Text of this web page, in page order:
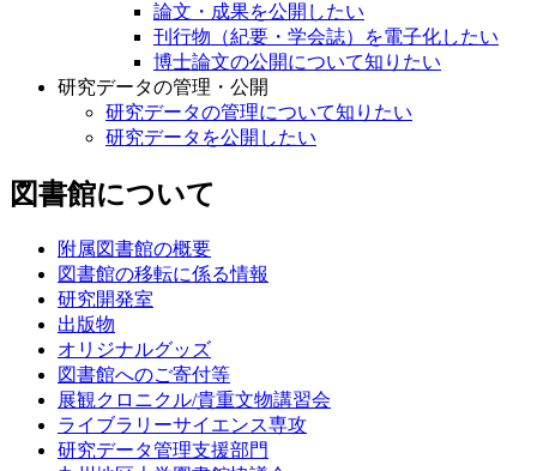
論文・成果を公開したい
刊行物（紀要・学会誌）を電子化したい
博士論文の公開について知りたい
研究データの管理・公開
研究データの管理について知りたい
研究データを公開したい
図書館について
附属図書館の概要
図書館の移転に係る情報
研究開発室
出版物
オリジナルグッズ
図書館へのご寄付等
展観クロニクル/貴重文物講習会
ライブラリーサイエンス専攻
研究データ管理支援部門